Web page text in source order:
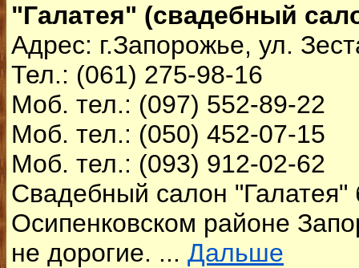
"Галатея" (свадебный
Адрес: г.Запорожье, ул.
Тел.: (061) 275-98-16
Моб. тел.: (097) 552-89-22
Моб. тел.: (050) 452-07-15
Моб. тел.: (093) 912-02-62
Свадебный салон "Галатея"
Осипенковском районе
не дорогие. ... Дальше